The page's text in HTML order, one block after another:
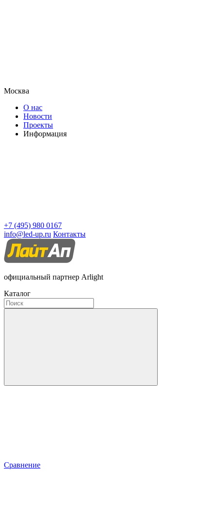
Москва
О нас
Новости
Проекты
Информация
+7 (495) 980 0167
info@led-up.ru Контакты
официальный партнер Arlight
Каталог
Сравнение